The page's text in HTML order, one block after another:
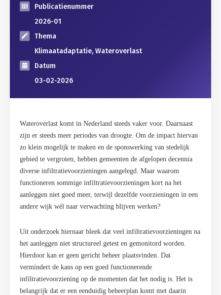
Publicatienummer
2026-01
Thema
Klimaatadaptatie, Wateroverlast
Datum
03-02-2026
Wateroverlast komt in Nederland steeds vaker voor. Daarnaast
zijn er steeds meer periodes van droogte. Om de impact hiervan
zo klein mogelijk te maken en de sponswerking van stedelijk
gebied te vergroten, hebben gemeenten de afgelopen decennia
diverse infiltratievoorzieningen aangelegd. Maar waarom
functioneren sommige infiltratievoorzieningen kort na het
aanleggen niet goed meer, terwijl dezelfde voorzieningen in een
andere wijk wél naar verwachting blijven werken?
Uit onderzoek hiernaar bleek dat veel infiltratievoorzieningen na
het aanleggen niet structureel getest en gemonitord worden.
Hierdoor kan er geen gericht beheer plaatsvinden. Dat
vermindert de kans op een goed functionerende
infiltratievoorziening op de momenten dat het nodig is. Het is
belangrijk dat er een eenduidig beheerplan komt met daarin